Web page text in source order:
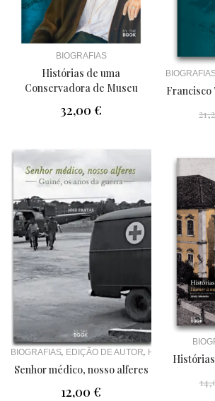
BIOGRAFIAS
Histórias de uma
Conservadora de Museu
32,00 €
Francisco
BIOGRAFIAS, EDIÇÃO DE AUTOR, HISTÓRIA
Senhor médico, nosso alferes
12,00 €